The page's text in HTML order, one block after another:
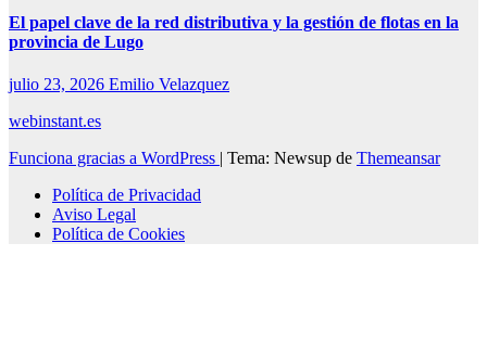
El papel clave de la red distributiva y la gestión de flotas en la
provincia de Lugo
julio 23, 2026 Emilio Velazquez
webinstant.es
Funciona gracias a WordPress | Tema: Newsup de Themeansar
Política de Privacidad
Aviso Legal
Política de Cookies